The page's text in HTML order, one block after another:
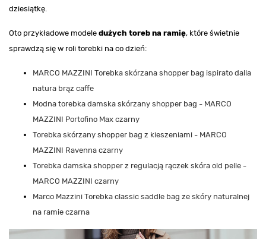
dziesiątkę.
Oto przykładowe modele dużych toreb na ramię, które świetnie
sprawdzą się w roli torebki na co dzień:
MARCO MAZZINI Torebka skórzana shopper bag ispirato dalla
natura brąz caffe
Modna torebka damska skórzany shopper bag - MARCO
MAZZINI Portofino Max czarny
Torebka skórzany shopper bag z kieszeniami - MARCO
MAZZINI Ravenna czarny
Torebka damska shopper z regulacją rączek skóra old pelle -
MARCO MAZZINI czarny
Marco Mazzini Torebka classic saddle bag ze skóry naturalnej
na ramie czarna